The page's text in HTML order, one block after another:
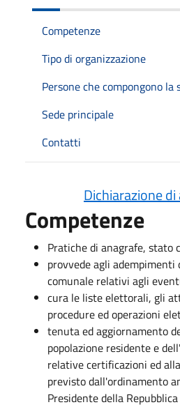
Competenze
Tipo di organizzazione
Persone che compongono
Sede principale
Contatti
Dichiarazione
Competenze
Pratiche di anagrafe, stato
provvede agli adempimenti
comunale relativi agli
cura le liste elettorali, gli
procedure ed operazioni
tenuta ed aggiornamento
popolazione residente e
relative certificazioni ed
previsto dall'ordinamento
Presidente della